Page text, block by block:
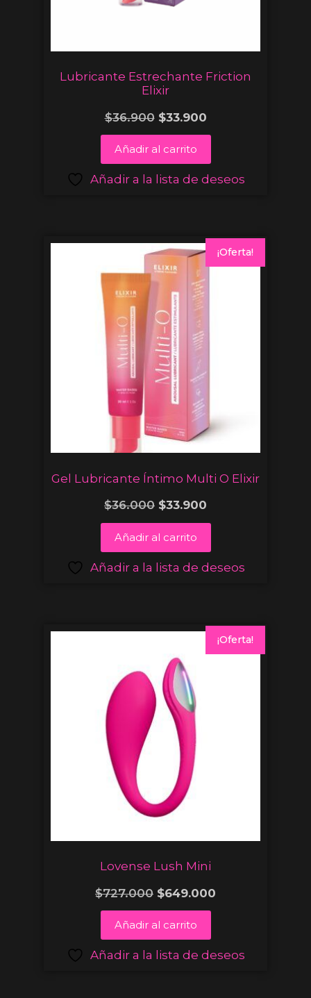
Lubricante Estrechante Friction
Elixir
$36.900 $33.900
Añadir al carrito
Añadir a la lista de deseos
¡Oferta!
Gel Lubricante Íntimo Multi O Elixir
$36.000 $33.900
Añadir al carrito
Añadir a la lista de deseos
¡Oferta!
Lovense Lush Mini
$727.000 $649.000
Añadir al carrito
Añadir a la lista de deseos